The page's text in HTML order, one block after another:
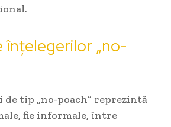
înțelegerilor „no-
de tip „no-poach” reprezintă
fie informale, între